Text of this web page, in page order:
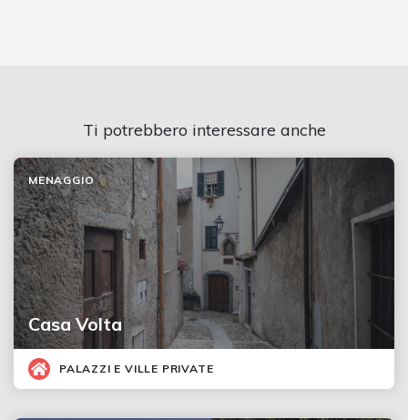
Ti potrebbero interessare anche
Casa Volta
MENAGGIO
PALAZZI E VILLE PRIVATE